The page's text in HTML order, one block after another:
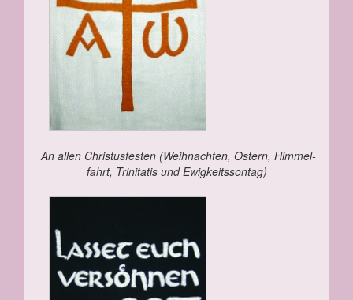
An al­len Chris­tus­fes­ten (Weih­nach­ten, Os­tern, Him­mel­
fahrt, Tri­ni­ta­tis und Ewig­keits­son­tag)